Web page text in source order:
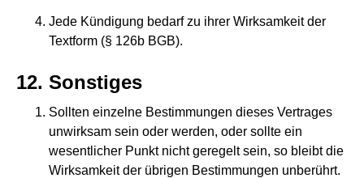
Jede Kündigung bedarf zu ihrer Wirksamkeit der
Textform (§ 126b BGB).
Sonstiges
Sollten einzelne Bestimmungen dieses Vertrages
unwirksam sein oder werden, oder sollte ein
wesentlicher Punkt nicht geregelt sein, so bleibt die
Wirksamkeit der übrigen Bestimmungen unberührt.